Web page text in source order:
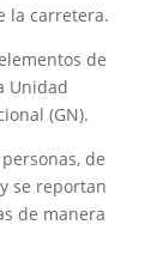
la carretera.
de
Unidad
(GN).
de
se reportan
de manera